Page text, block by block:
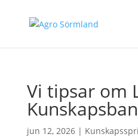
Vi tipsar om
jun 12, 2026|